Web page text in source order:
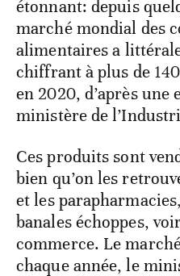
étonnant: depuis
marché mondial des
alimentaires a
chiffrant à plus de
en 2020, d’après une
ministère de
Ces produits sont
bien qu’on les
et les
banales échoppes,
commerce. Le
chaque année, le